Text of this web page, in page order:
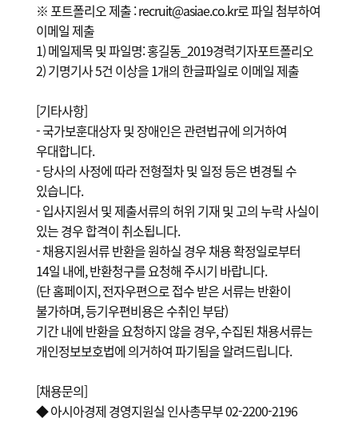
※ 포트폴리오 제출 : recruit@asiae.co.kr로 파일 첨부하여
이메일 제출
1) 메일제목 및 파일명: 홍길동_2019경력기자포트폴리오
2) 기명기사 5건 이상을 1개의 한글파일로 이메일 제출
[기타사항]
- 국가보훈대상자 및 장애인은 관련법규에 의거하여
우대합니다.
- 당사의 사정에 따라 전형절차 및 일정 등은 변경될 수
있습니다.
- 입사지원서 및 제출서류의 허위 기재 및 고의 누락 사실이
있는 경우 합격이 취소됩니다.
- 채용지원서류 반환을 원하실 경우 채용 확정일로부터
14일 내에, 반환청구를 요청해 주시기 바랍니다.
(단 홈페이지, 전자우편으로 접수 받은 서류는 반환이
불가하며, 등기우편비용은 수취인 부담)
기간 내에 반환을 요청하지 않을 경우, 수집된 채용서류는
개인정보보호법에 의거하여 파기됨을 알려드립니다.
[채용문의]
◆ 아시아경제 경영지원실 인사총무부 02-2200-2196